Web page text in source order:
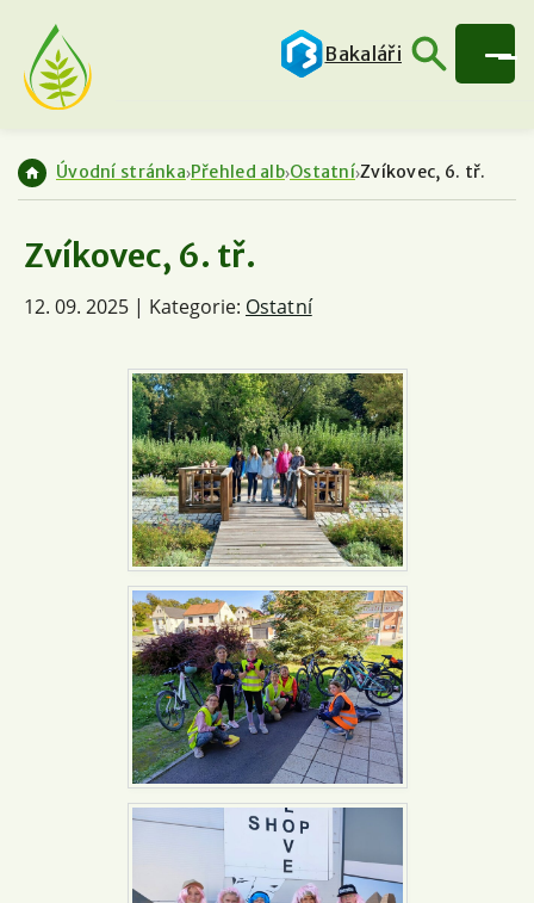
Bakaláři
Úvodní stránka Přehled alb Ostatní Zvíkovec, 6. tř.
Zvíkovec, 6. tř.
12. 09. 2025 | Kategorie: Ostatní